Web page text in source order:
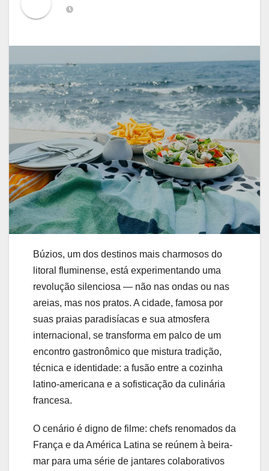
Búzios, um dos destinos mais charmosos do
litoral fluminense, está experimentando uma
revolução silenciosa — não nas ondas ou nas
areias, mas nos pratos. A cidade, famosa por
suas praias paradisíacas e sua atmosfera
internacional, se transforma em palco de um
encontro gastronômico que mistura tradição,
técnica e identidade: a fusão entre a cozinha
latino-americana e a sofisticação da culinária
francesa.
O cenário é digno de filme: chefs renomados da
França e da América Latina se reúnem à beira-
mar para uma série de jantares colaborativos